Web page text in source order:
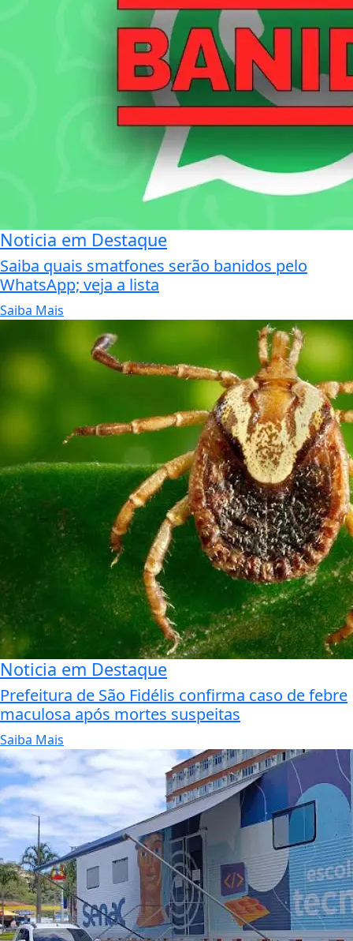
Noticia em Destaque
Saiba quais smatfones serão banidos pelo
WhatsApp; veja a lista
Saiba Mais
Noticia em Destaque
Prefeitura de São Fidélis confirma caso de febre
maculosa após mortes suspeitas
Saiba Mais